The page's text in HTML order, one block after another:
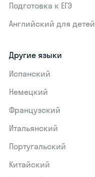
Подготовка к ЕГЭ
Английский для детей
Другие языки
Испанский
Немецкий
Французский
Итальянский
Португальский
Китайский